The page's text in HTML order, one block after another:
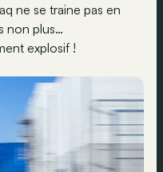
ne se traine pas en
non plus…
explosif !